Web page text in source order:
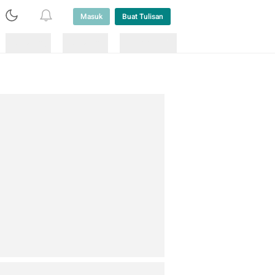
Masuk Buat Tulisan